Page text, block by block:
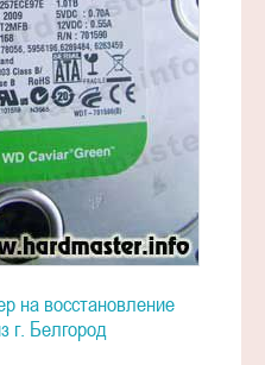
на восстановление
г. Белгород